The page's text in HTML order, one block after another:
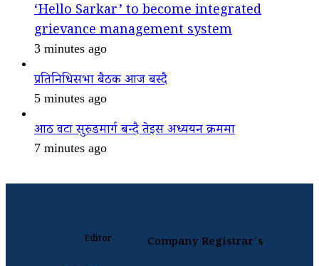
‘Hello Sarkar’ to become integrated
grievance management system
3 minutes ago
प्रतिनिधिसभा बैठक आज बस्दै
5 minutes ago
आठ वटा सुरुङमार्ग बन्दै तेइस अध्ययन क्रममा
7 minutes ago
Editor Company Registrar's